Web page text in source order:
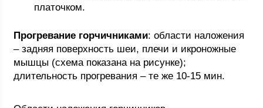
платочком.
Прогревание горчичниками: области наложения
– задняя поверхность шеи, плечи и икроножные
мышцы (схема показана на рисунке);
длительность прогревания – те же 10-15 мин.